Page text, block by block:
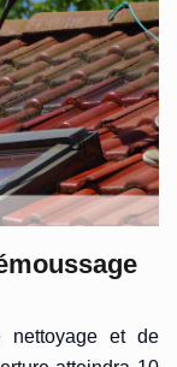
nettoyage et de